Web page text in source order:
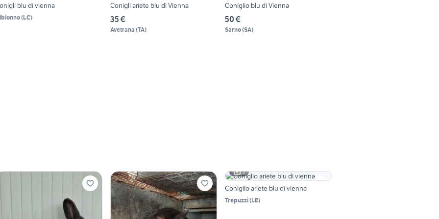
blu di vienna
(LC)
Conigli ariete blu di Vienna
35 €
Avetrana (TA)
Coniglio blu di Vienna
50 €
Sarno(SA)
3
Coniglio ariete blu di vienna
Trepuzzi(LE)